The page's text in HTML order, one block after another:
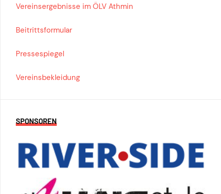
Vereinsergebnisse im ÖLV Athmin
Beitrittsformular
Pressespiegel
Vereinsbekleidung
SPONSOREN